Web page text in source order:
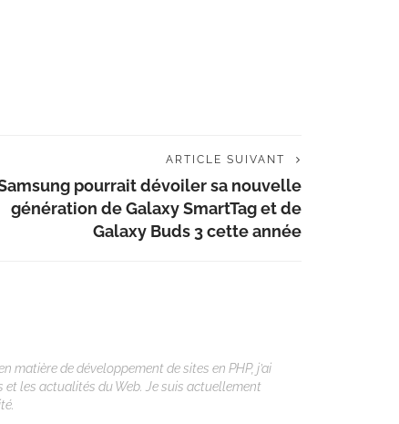
ARTICLE SUIVANT
pourrait dévoiler sa nouvelle
génération de Galaxy SmartTag et de
Galaxy Buds 3 cette année
matière de développement de sites en PHP, j’ai
les actualités du Web. Je suis actuellement